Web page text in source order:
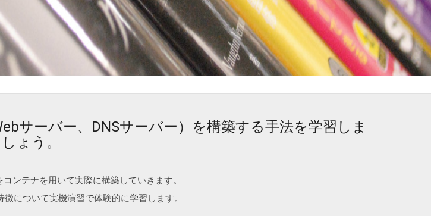
サーバー、DNSサーバー）を構築する手法を学習しま
しょう。
ンテナを用いて実際に構築していきます。
について実機演習で体験的に学習します。